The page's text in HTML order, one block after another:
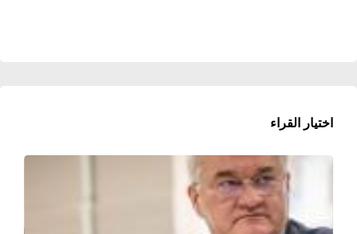
اختيار القراء